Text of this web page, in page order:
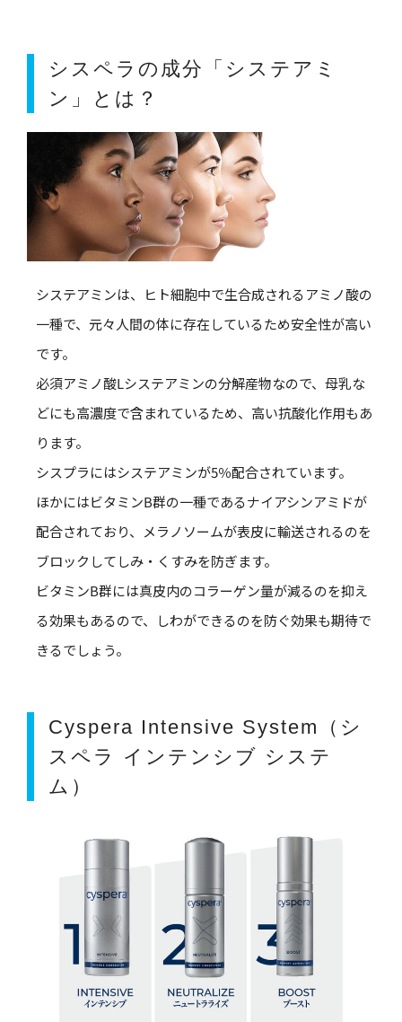
シスペラの成分「システアミ
ン」とは？
システアミンは、ヒト細胞中で生合成されるアミノ酸の
一種で、元々人間の体に存在しているため安全性が高い
です。
必須アミノ酸Lシステアミンの分解産物なので、母乳な
どにも高濃度で含まれているため、高い抗酸化作用もあ
ります。
シスプラにはシステアミンが5％配合されています。
ほかにはビタミンB群の一種であるナイアシンアミドが
配合されており、メラノソームが表皮に輸送されるのを
ブロックしてしみ・くすみを防ぎます。
ビタミンB群には真皮内のコラーゲン量が減るのを抑え
る効果もあるので、しわができるのを防ぐ効果も期待で
きるでしょう。
Cyspera Intensive System（シ
スペラ インテンシブ システ
ム）